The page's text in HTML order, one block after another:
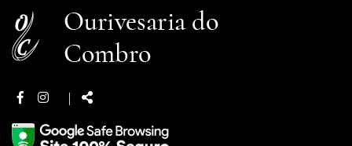
FacebookInstagram
| Partilhar: